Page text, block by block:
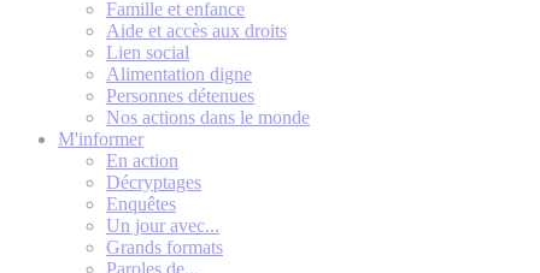
Famille et enfance
Aide et accès aux droits
Lien social
Alimentation digne
Personnes détenues
Nos actions dans le monde
M'informer
En action
Décryptages
Enquêtes
Un jour avec...
Grands formats
Paroles de...